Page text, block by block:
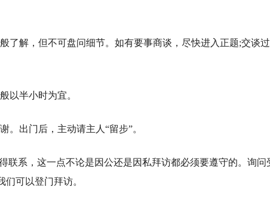
了解，但不可盘问细节。如有要事商谈，尽快进入正题;交谈
以半小时为宜。
。出门后，主动请主人“留步”。
联系，这一点不论是因公还是因私拜访都必须要遵守的。询问
可以登门拜访。